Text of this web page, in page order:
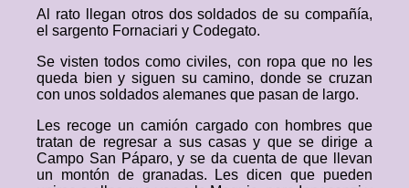
Al rato llegan otros dos soldados de su compañía,
el sargento Fornaciari y Codegato.
Se visten todos como civiles, con ropa que no les
queda bien y siguen su camino, donde se cruzan
con unos soldados alemanes que pasan de largo.
Les recoge un camión cargado con hombres que
tratan de regresar a sus casas y que se dirige a
Campo San Páparo, y se da cuenta de que llevan
un montón de granadas. Les dicen que pueden